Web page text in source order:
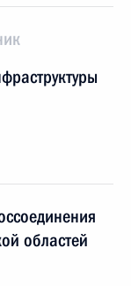
областей